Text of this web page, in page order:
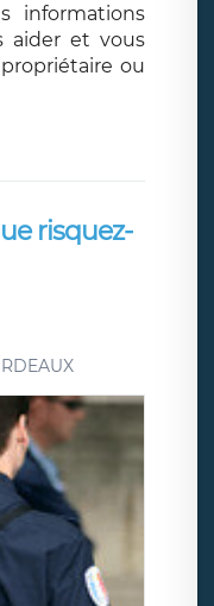
informations
aider et vous
ou
risquez-